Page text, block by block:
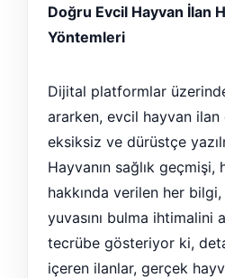
Doğru Evcil Hayvan İlan
Yöntemleri
Dijital platformlar
ararken, evcil hayvan ilan
eksiksiz ve dürüstçe
Hayvanın sağlık geçmişi,
hakkında verilen her
yuvasını bulma ihtimalini
tecrübe gösteriyor ki,
içeren ilanlar, gerçek